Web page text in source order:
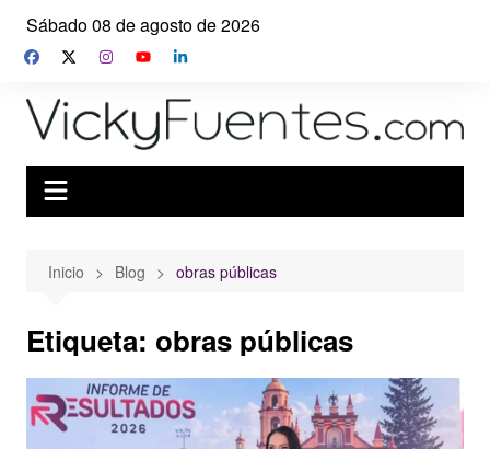
Saltar
contenido
Sábado 08 de agosto de 2026
Inicio Blog obras públicas
Etiqueta: obras públicas